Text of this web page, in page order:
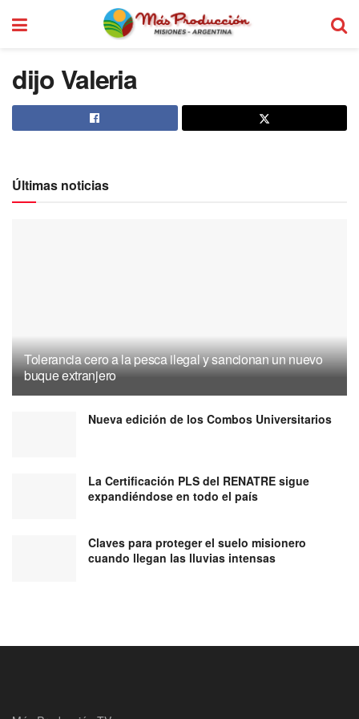
dijo Valeria
Últimas noticias
Tolerancia cero a la pesca ilegal y sancionan un nuevo
buque extranjero
Nueva edición de los Combos Universitarios
La Certificación PLS del RENATRE sigue
expandiéndose en todo el país
Claves para proteger el suelo misionero
cuando llegan las lluvias intensas